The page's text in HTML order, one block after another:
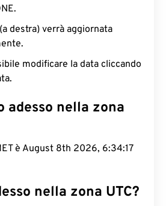
destra) verrà aggiornata
modificare la data cliccando
adesso nella zona
è August 8th 2026, 6:34:18
nella zona UTC?